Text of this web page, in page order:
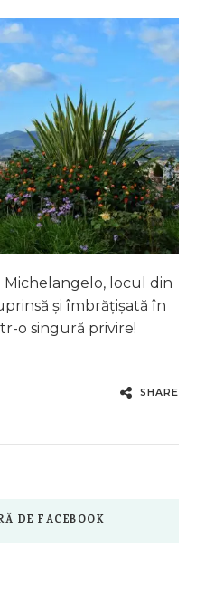
Michelangelo, locul din
și îmbrățișată în
o singură privire!
SHARE
DE FACEBOOK